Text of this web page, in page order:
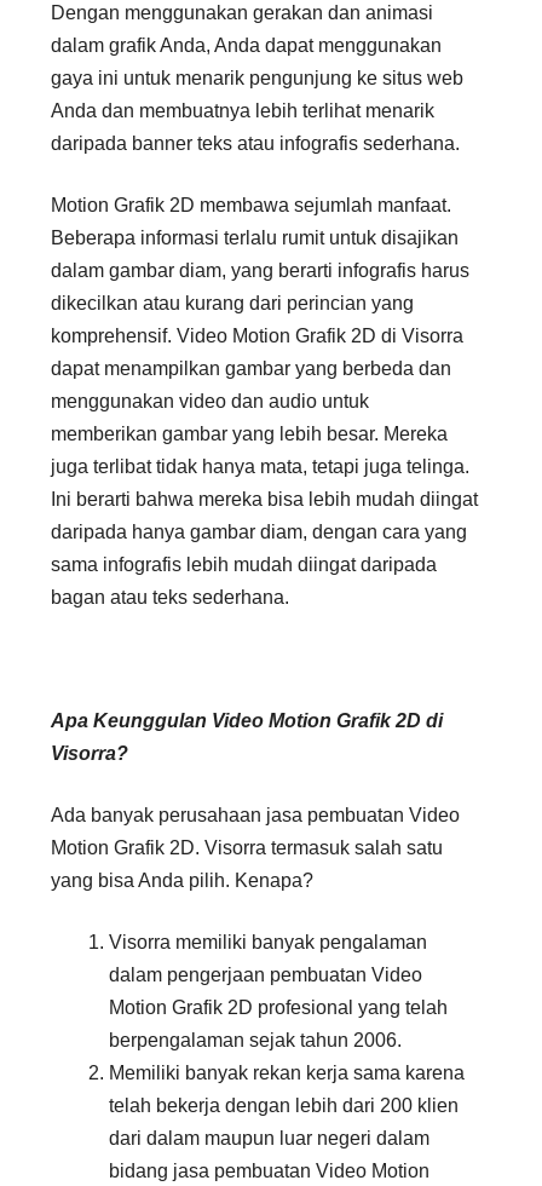
Dengan menggunakan gerakan dan animasi
dalam grafik Anda, Anda dapat menggunakan
gaya ini untuk menarik pengunjung ke situs web
Anda dan membuatnya lebih terlihat menarik
daripada banner teks atau infografis sederhana.
Motion Grafik 2D membawa sejumlah manfaat.
Beberapa informasi terlalu rumit untuk disajikan
dalam gambar diam, yang berarti infografis harus
dikecilkan atau kurang dari perincian yang
komprehensif. Video Motion Grafik 2D di Visorra
dapat menampilkan gambar yang berbeda dan
menggunakan video dan audio untuk
memberikan gambar yang lebih besar. Mereka
juga terlibat tidak hanya mata, tetapi juga telinga.
Ini berarti bahwa mereka bisa lebih mudah diingat
daripada hanya gambar diam, dengan cara yang
sama infografis lebih mudah diingat daripada
bagan atau teks sederhana.
Apa Keunggulan Video Motion Grafik 2D di
Visorra?
Ada banyak perusahaan jasa pembuatan Video
Motion Grafik 2D. Visorra termasuk salah satu
yang bisa Anda pilih. Kenapa?
Visorra memiliki banyak pengalaman
dalam pengerjaan pembuatan Video
Motion Grafik 2D profesional yang telah
berpengalaman sejak tahun 2006.
Memiliki banyak rekan kerja sama karena
telah bekerja dengan lebih dari 200 klien
dari dalam maupun luar negeri dalam
bidang jasa pembuatan Video Motion